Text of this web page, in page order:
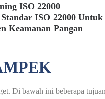
ISO 22000
ISO 22000
Keamanan Pangan
Di bawah ini beberapa